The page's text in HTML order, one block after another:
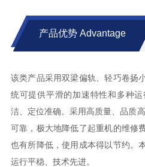
产品优势Advantage
该类产品采用双梁偏轨、轻巧卷扬
统可提供平滑的加速特性和多种
洁、定位准确。采用高质量、品质
可靠，极大地降低了起重机的维修
也有所降低，使用成本得以节约。
运行平稳、技术先进。